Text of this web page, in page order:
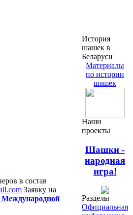
в состав
Заявку на
Международной
История
шашек в
Беларуси
Материалы
по истории
шашек
Наши
проекты
Шашки -
народная
игра!
Разделы
Официальная